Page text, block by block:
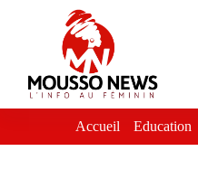
Accueil Education